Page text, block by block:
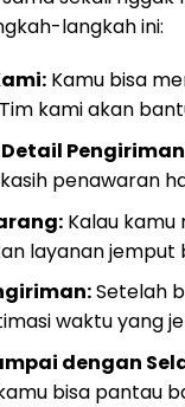
langkah ini:
Kamu bisa
kami akan
penawaran
Kalau kamu
layanan jemput
Setelah
waktu yang
dengan
bisa pantau